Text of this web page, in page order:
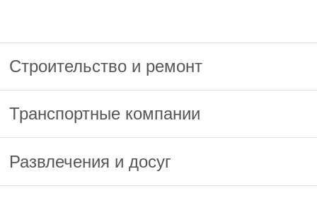
Строительство и ремонт
Транспортные компании
Развлечения и досуг